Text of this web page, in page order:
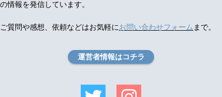
の情報を発信しています。
ご質問や感想、依頼などはお気軽にお問い合わせフォーム まで。
運営者情報はコチラ